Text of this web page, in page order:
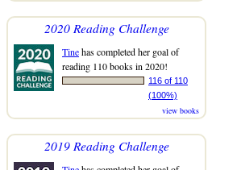
2020 Reading Challenge
Tinehas completed her goal of
reading 110 books in 2020!
116 of 110
(100%)
view books
2019 Reading Challenge